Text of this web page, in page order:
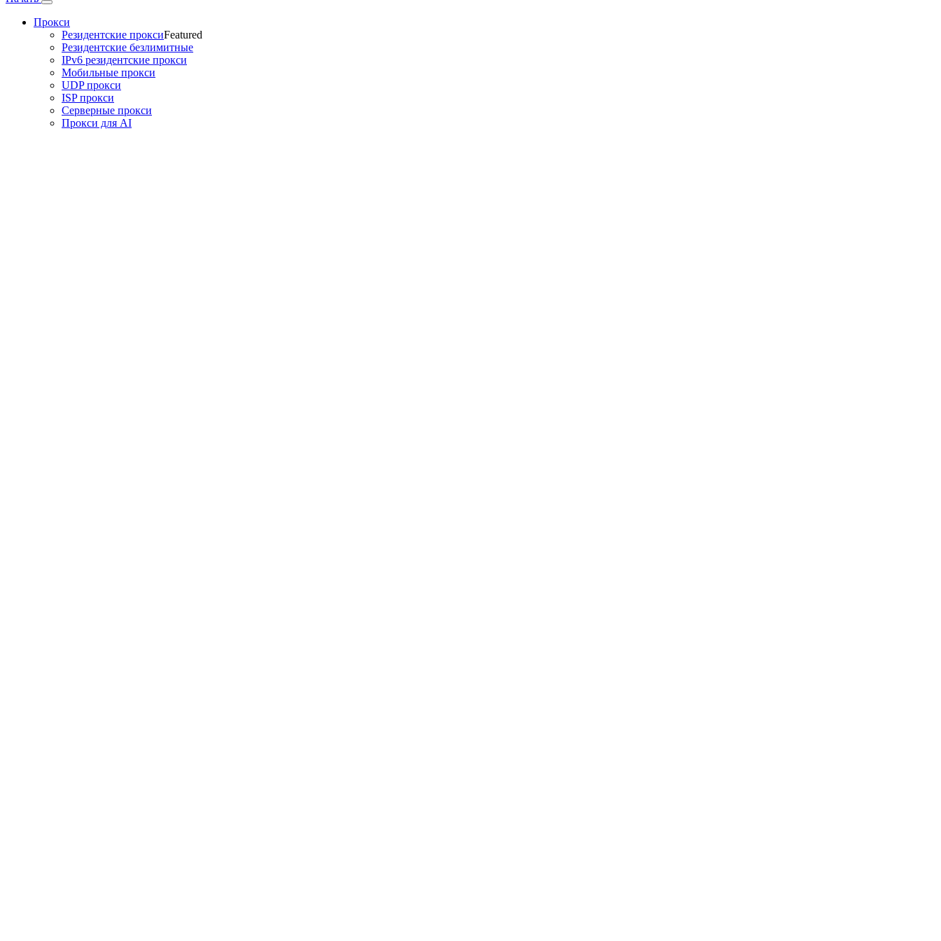
Прокси
Резидентские проксиFeatured
Резидентские безлимитные
IPv6 резидентские прокси
Мобильные прокси
UDP прокси
ISP прокси
Серверные прокси
Прокси для AI